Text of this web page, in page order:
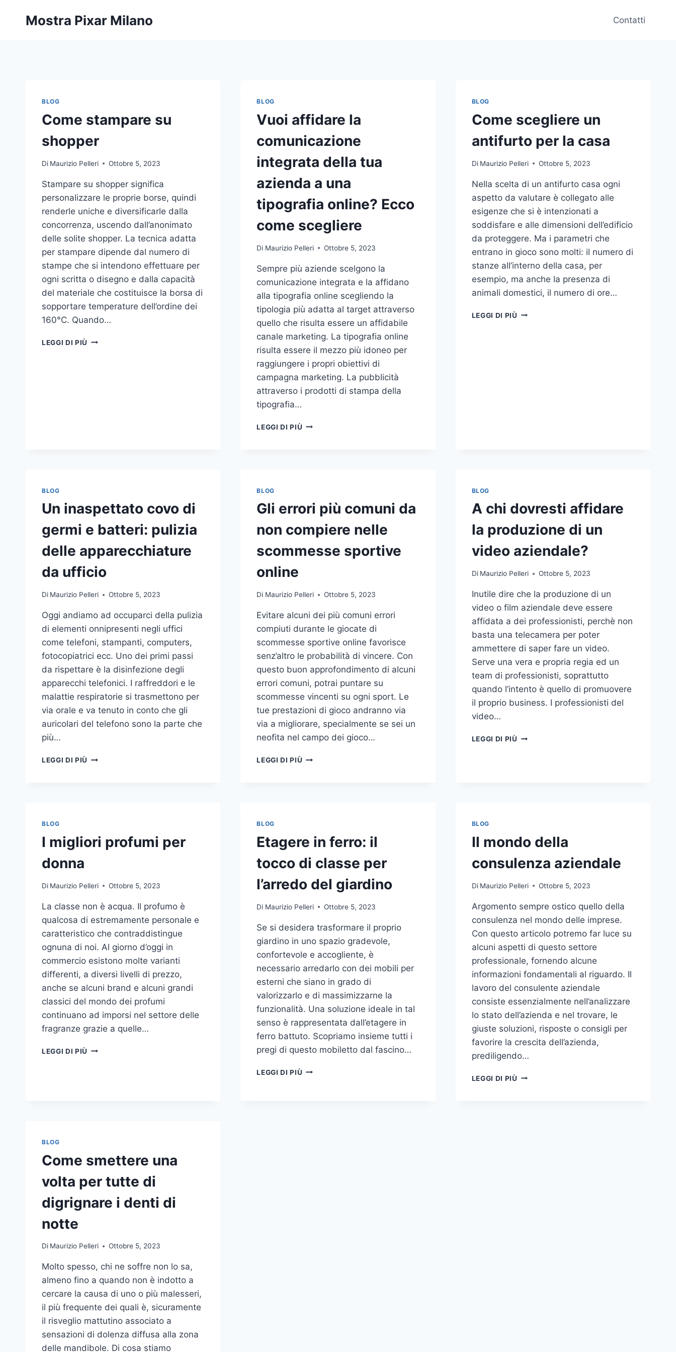
Mostra Pixar Milano Contatti
BLOG
Come stampare su
shopper
Di Maurizio Pelleri Ottobre 5, 2023
Stampare su shopper significa
personalizzare le proprie borse, quindi
renderle uniche e diversificarle dalla
concorrenza, uscendo dall’anonimato
delle solite shopper. La tecnica adatta
per stampare dipende dal numero di
stampe che si intendono effettuare per
ogni scritta o disegno e dalla capacità
del materiale che costituisce la borsa di
sopportare temperature dell’ordine dei
160°C. Quando…
LEGGI DI PIÙ COME
BLOG
Vuoi affidare la
comunicazione
integrata della tua
azienda a una
tipografia online? Ecco
come scegliere
Di Maurizio Pelleri Ottobre 5, 2023
Sempre più aziende scelgono la
comunicazione integrata e la affidano
alla tipografia online scegliendo la
tipologia più adatta al target attraverso
quello che risulta essere un affidabile
canale marketing. La tipografia online
risulta essere il mezzo più idoneo per
raggiungere i propri obiettivi di
campagna marketing. La pubblicità
attraverso i prodotti di stampa della
tipografia…
LEGGI DI PIÙ VUOI
A
TIPOGRAFIA
ONLINE?
ECCO
BLOG
Come scegliere un
antifurto per la casa
Di Maurizio Pelleri Ottobre 5, 2023
Nella scelta di un antifurto casa ogni
aspetto da valutare è collegato alle
esigenze che si è intenzionati a
soddisfare e alle dimensioni dell’edificio
da proteggere. Ma i parametri che
entrano in gioco sono molti: il numero di
stanze all’interno della casa, per
esempio, ma anche la presenza di
animali domestici, il numero di ore…
LEGGI DI PIÙ COME
BLOG
Un inaspettato covo di
germi e batteri: pulizia
delle apparecchiature
da ufficio
Di Maurizio Pelleri Ottobre 5, 2023
Oggi andiamo ad occuparci della pulizia
di elementi onnipresenti negli uffici
come telefoni, stampanti, computers,
fotocopiatrici ecc. Uno dei primi passi
da rispettare è la disinfezione degli
apparecchi telefonici. I raffreddori e le
malattie respiratorie si trasmettono per
via orale e va tenuto in conto che gli
auricolari del telefono sono la parte che
più…
LEGGI DI PIÙ UN
DELLE
APPARECCHIATURE
BLOG
Gli errori più comuni da
non compiere nelle
scommesse sportive
online
Di Maurizio Pelleri Ottobre 5, 2023
Evitare alcuni dei più comuni errori
compiuti durante le giocate di
scommesse sportive online favorisce
senz’altro le probabilità di vincere. Con
questo buon approfondimento di alcuni
errori comuni, potrai puntare su
scommesse vincenti su ogni sport. Le
tue prestazioni di gioco andranno via
via a migliorare, specialmente se sei un
neofita nel campo dei gioco…
LEGGI DI PIÙ GLI
SCOMMESSE
ONLINE
BLOG
A chi dovresti affidare
la produzione di un
video aziendale?
Di Maurizio Pelleri Ottobre 5, 2023
Inutile dire che la produzione di un
video o film aziendale deve essere
affidata a dei professionisti, perchè non
basta una telecamera per poter
ammettere di saper fare un video.
Serve una vera e propria regia ed un
team di professionisti, soprattutto
quando l’intento è quello di promuovere
il proprio business. I professionisti del
video…
LEGGI DI PIÙ
BLOG
I migliori profumi per
donna
Di Maurizio Pelleri Ottobre 5, 2023
La classe non è acqua. Il profumo è
qualcosa di estremamente personale e
caratteristico che contraddistingue
ognuna di noi. Al giorno d’oggi in
commercio esistono molte varianti
differenti, a diversi livelli di prezzo,
anche se alcuni brand e alcuni grandi
classici del mondo dei profumi
continuano ad imporsi nel settore delle
fragranze grazie a quelle…
LEGGI DI PIÙ
BLOG
Etagere in ferro: il
tocco di classe per
l’arredo del giardino
Di Maurizio Pelleri Ottobre 5, 2023
Se si desidera trasformare il proprio
giardino in uno spazio gradevole,
confortevole e accogliente, è
necessario arredarlo con dei mobili per
esterni che siano in grado di
valorizzarlo e di massimizzarne la
funzionalità. Una soluzione ideale in tal
senso è rappresentata dall’etagere in
ferro battuto. Scopriamo insieme tutti i
pregi di questo mobiletto dal fascino…
LEGGI DI PIÙ ETAGERE
BLOG
Il mondo della
consulenza aziendale
Di Maurizio Pelleri Ottobre 5, 2023
Argomento sempre ostico quello della
consulenza nel mondo delle imprese.
Con questo articolo potremo far luce su
alcuni aspetti di questo settore
professionale, fornendo alcune
informazioni fondamentali al riguardo. Il
lavoro del consulente aziendale
consiste essenzialmente nell’analizzare
lo stato dell’azienda e nel trovare, le
giuste soluzioni, risposte o consigli per
favorire la crescita dell’azienda,
prediligendo…
LEGGI DI PIÙ IL
BLOG
Come smettere una
volta per tutte di
digrignare i denti di
notte
Di Maurizio Pelleri Ottobre 5, 2023
Molto spesso, chi ne soffre non lo sa,
almeno fino a quando non è indotto a
cercare la causa di uno o più malesseri,
il più frequente dei quali è, sicuramente
il risveglio mattutino associato a
sensazioni di dolenza diffusa alla zona
delle mandibole. Di cosa stiamo